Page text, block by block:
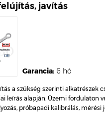
javítás
Garancia: 6 hó
a szükség szerinti alkatrészek
leírás alapján. Üzemi fordulaton
próbapadi kalibrálás, mérési